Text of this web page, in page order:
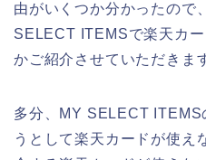
由がいくつか分かったので
SELECT ITEMSで楽天カ
かご紹介させていただきま
多分、MY SELECT ITEMS
うとして楽天カードが使え